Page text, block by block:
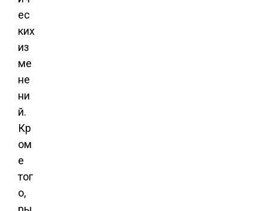
ес
ких
из
ме
не
ни
й.
Кр
ом
е
тог
о,